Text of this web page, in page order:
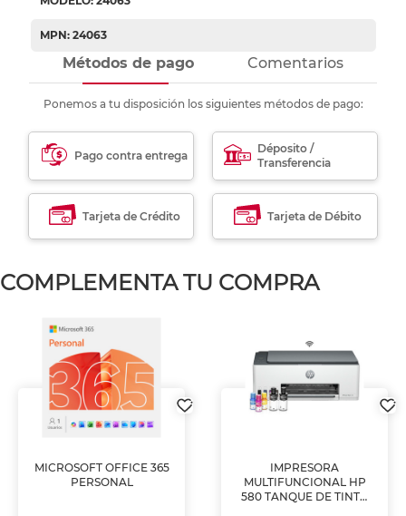
MPN: 24063
Métodos de pago Comentarios
Ponemos a tu disposición los siguientes métodos de pago:
Pago contra entrega
Déposito /
Transferencia
Tarjeta de Crédito Tarjeta de Débito
COMPLEMENTA TU COMPRA
MICROSOFT OFFICE 365
PERSONAL
IMPRESORA
MULTIFUNCIONAL HP
580 TANQUE DE TINTA